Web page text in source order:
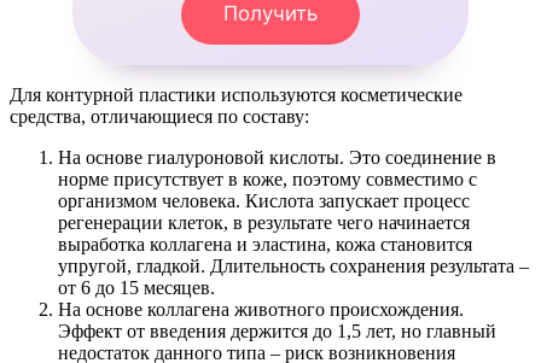
Получить
Для контурной пластики используются косметические
средства, отличающиеся по составу:
На основе гиалуроновой кислоты. Это соединение в
норме присутствует в коже, поэтому совместимо с
организмом человека. Кислота запускает процесс
регенерации клеток, в результате чего начинается
выработка коллагена и эластина, кожа становится
упругой, гладкой. Длительность сохранения результата –
от 6 до 15 месяцев.
На основе коллагена животного происхождения.
Эффект от введения держится до 1,5 лет, но главный
недостаток данного типа – риск возникновения